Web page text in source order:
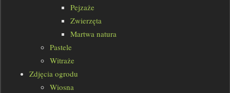
Pejzaże
Zwierzęta
Martwa natura
Pastele
Witraże
Zdjęcia ogrodu
Wiosna